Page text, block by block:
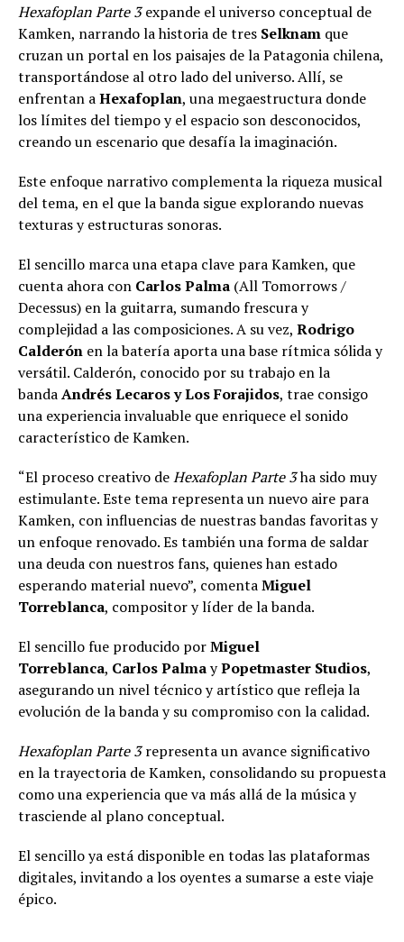
Hexafoplan Parte 3expande el universo conceptual de
Kamken, narrando la historia de tres Selknam que
cruzan un portal en los paisajes de la Patagonia chilena,
transportándose al otro lado del universo. Allí, se
enfrentan aHexafoplan, una megaestructura donde
los límites del tiempo y el espacio son desconocidos,
creando un escenario que desafía la imaginación.
Este enfoque narrativo complementa la riqueza musical
del tema, en el que la banda sigue explorando nuevas
texturas y estructuras sonoras.
El sencillo marca una etapa clave para Kamken, que
cuenta ahora con Carlos Palma (All Tomorrows /
Decessus) en la guitarra, sumando frescura y
complejidad a las composiciones. A su vez, Rodrigo
Calderón en la batería aporta una base rítmica sólida y
versátil. Calderón, conocido por su trabajo en la
bandaAndrés Lecaros y Los Forajidos, trae consigo
una experiencia invaluable que enriquece el sonido
característico de Kamken.
“El proceso creativo deHexafoplan Parte 3ha sido muy
estimulante. Este tema representa un nuevo aire para
Kamken, con influencias de nuestras bandas favoritas y
un enfoque renovado. Es también una forma de saldar
una deuda con nuestros fans, quienes han estado
esperando material nuevo”, comentaMiguel
Torreblanca, compositor y líder de la banda.
El sencillo fue producido porMiguel
Torreblanca, Carlos PalmayPopetmaster Studios,
asegurando un nivel técnico y artístico que refleja la
evolución de la banda y su compromiso con la calidad.
Hexafoplan Parte 3representa un avance significativo
en la trayectoria de Kamken, consolidando su propuesta
como una experiencia que va más allá de la música y
trasciende al plano conceptual.
El sencillo ya está disponible en todas las plataformas
digitales, invitando a los oyentes a sumarse a este viaje
épico.